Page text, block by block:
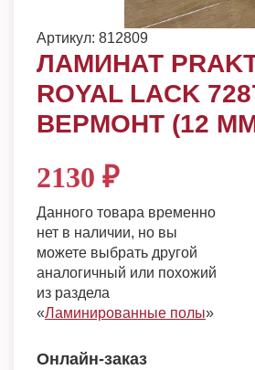
Артикул: 812809
ЛАМИНАТ
ROYAL LACK
ВЕРМОНТ (12
2130 ₽
Данного товара временно
нет в наличии, но вы
можете выбрать другой
аналогичный или похожий
из раздела
«Ламинированные полы»
Онлайн-заказ